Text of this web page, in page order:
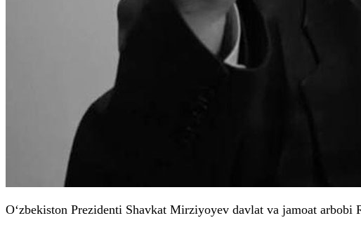
O‘zbekiston Prezidenti Shavkat Mirziyoyev davlat va jamoat